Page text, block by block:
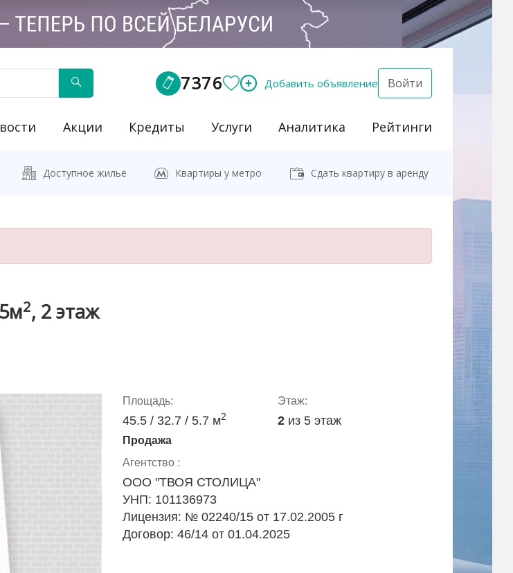
7376 Добавить объявление Войти
Акции Кредиты Услуги Аналитика Рейтинги
Доступное жильё Квартиры у метро Сдать квартиру в аренду
2, 2 этаж
Площадь:
45.5 / 32.7 / 5.7 м2
Этаж:
2 из 5 этаж
Продажа
Агентство :
ООО "ТВОЯ СТОЛИЦА"
УНП: 101136973
Лицензия: № 02240/15 от 17.02.2005 г
Договор: 46/14 от 01.04.2025